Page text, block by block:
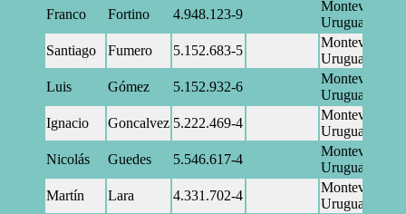
Franco
Fortino 4.948.123-9
Montevideo,
Uruguay
Santiago
Fumero 5.152.683-5
Montevideo,
Uruguay
Luis
Gómez 5.152.932-6
Montevideo,
Uruguay
Ignacio
Goncalvez 5.222.469-4
Montevideo,
Uruguay
Nicolás
Guedes 5.546.617-4
Montevideo,
Uruguay
Martín
Lara 4.331.702-4
Montevideo,
Uruguay